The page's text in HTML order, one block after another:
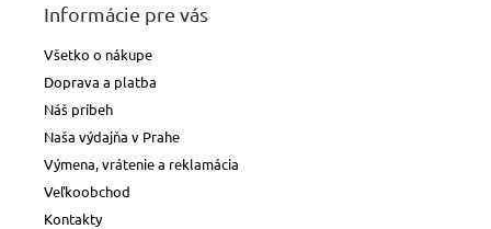
Informácie pre vás
Všetko o nákupe
Doprava a platba
Náš príbeh
Naša výdajňa v Prahe
Výmena, vrátenie a reklamácia
Veľkoobchod
Kontakty